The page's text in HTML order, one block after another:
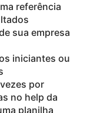
referência
sua empresa
iniciantes ou
por
no help da
planilha